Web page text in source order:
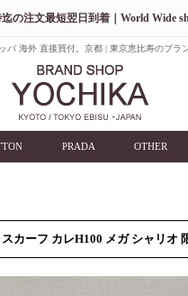
の注文最短翌日到着｜World Wide
パ 海外 直接買付。京都 | 東京恵比寿のブラ
PRADA OTHER
カーフ カレH100 メガ シャリオ